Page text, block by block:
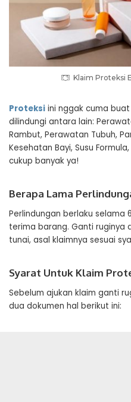
Klaim Proteksi
Proteksi ini nggak cuma
dilindungi antara lain:
Rambut, Perawatan Tubuh,
Kesehatan Bayi, Susu
cukup banyak ya!
Berapa Lama
Perlindungan berlaku selama
terima barang. Ganti ruginya
tunai, asal klaimnya sesuai
Syarat Untuk Klaim
Sebelum ajukan klaim ganti
dua dokumen hal berikut ini: